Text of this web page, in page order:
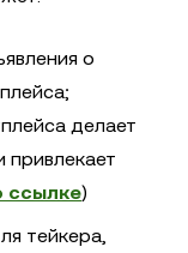
о
делает
привлекает
ссылке)
тейкера,